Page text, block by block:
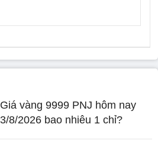
Giá vàng 9999 PNJ hôm nay
3/8/2026 bao nhiêu 1 chỉ?